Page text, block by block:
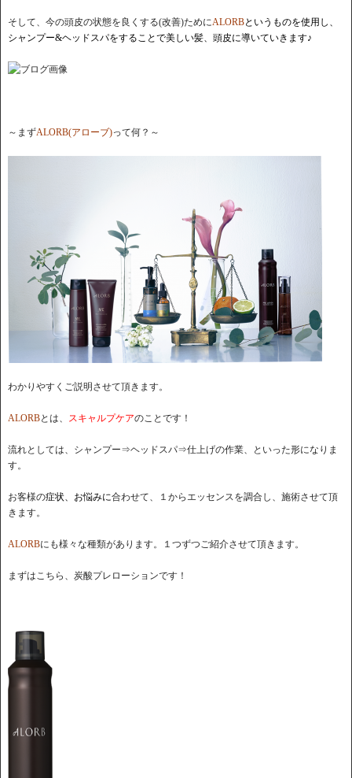
そして、今の頭皮の状態を良くする(改善)ためにALORBというものを使用し、
シャンプー&ヘッドスパをすることで美しい髪、頭皮に導いていきます♪
～まずALORB(アローブ)って何？～
わかりやすくご説明させて頂きます。
ALORBとは、 スキャルプケアのことです！
流れとしては、シャンプー⇒ヘッドスパ⇒仕上げの作業、といった形になりま
す。
お客様の症状、お悩みに合わせて、１からエッセンスを調合し、施術させて頂
きます。
ALORBにも様々な種類があります。１つずつご紹介させて頂きます。
まずはこちら、炭酸プレローションです！